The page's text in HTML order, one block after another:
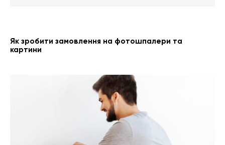
Як зробити замовлення на фотошпалери та
картини